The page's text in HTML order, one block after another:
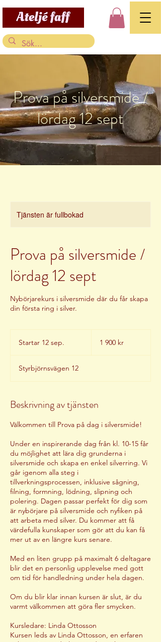
Prova på silversmide /
lördag 12 sept
Tjänsten är fullbokad
Prova på silversmide /
lördag 12 sept
Nybörjarekurs i silversmide där du får skapa
din första ring i silver.
Startar 12 sep.
r
1
s
p
.
kronor1 900 kr
Styrbjörnsvägen 12
Beskrivning av tjänsten
Välkommen till Prova på dag i silversmide!
Under en inspirerande dag från kl. 10-15 får
du möjlighet att lära dig grunderna i
silversmide och skapa en enkel silverring. Vi
går igenom alla steg i
tillverkningsprocessen, inklusive sågning,
filning, formning, lödning, slipning och
polering. Dagen passar perfekt för dig som
är nybörjare på silversmide och nyfiken på
att arbeta med silver. Du kommer att få
värdefulla kunskaper som gör att du kan få
mer ut av en längre kurs senare.
Med en liten grupp på maximalt 6 deltagare
blir det en personlig upplevelse med gott
om tid för handledning under hela dagen.
Om du blir klar innan kursen är slut, är du
varmt välkommen att göra fler smycken.
Kursledare: Linda Ottosson
Kursen leds av Linda Ottosson, en erfaren